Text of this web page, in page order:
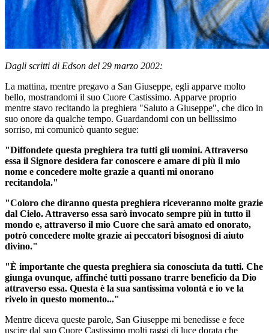
Dagli scritti di Edson del 29 marzo 2002:
La mattina, mentre pregavo a San Giuseppe, egli apparve molto
bello, mostrandomi il suo Cuore Castissimo. Apparve proprio
mentre stavo recitando la preghiera "Saluto a Giuseppe", che dico in
suo onore da qualche tempo. Guardandomi con un bellissimo
sorriso, mi comunicò quanto segue:
"Diffondete questa preghiera tra tutti gli uomini. Attraverso
essa il Signore desidera far conoscere e amare di più il mio
nome e concedere molte grazie a quanti mi onorano
recitandola."
"Coloro che diranno questa preghiera riceveranno molte grazie
dal Cielo. Attraverso essa sarò invocato sempre più in tutto il
mondo e, attraverso il mio Cuore che sarà amato ed onorato,
potrò concedere molte grazie ai peccatori bisognosi di aiuto
divino."
"È importante che questa preghiera sia conosciuta da tutti. Che
giunga ovunque, affinché tutti possano trarre beneficio da Dio
attraverso essa. Questa è la sua santissima volontà e io ve la
rivelo in questo momento..."
Mentre diceva queste parole, San Giuseppe mi benedisse e fece
uscire dal suo Cuore Castissimo molti raggi di luce dorata che